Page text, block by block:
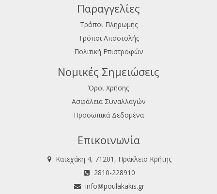
Παραγγελίες
Τρόποι Πληρωμής
Τρόποι Αποστολής
Πολιτική Επιστροφών
Νομικές Σημειώσεις
Όροι Χρήσης
Ασφάλεια Συναλλαγών
Προσωπικά Δεδομένα
Επικοινωνία
Κατεχάκη 4, 71201, Ηράκλειο Κρήτης
2810-228910
info@poulakakis.gr